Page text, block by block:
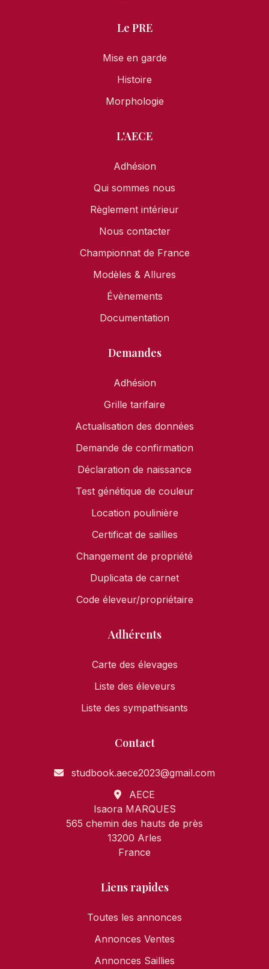
Le PRE
Mise en garde
Histoire
Morphologie
L'AECE
Adhésion
Qui sommes nous
Règlement intérieur
Nous contacter
Championnat de France
Modèles & Allures
Évènements
Documentation
Demandes
Adhésion
Grille tarifaire
Actualisation des données
Demande de confirmation
Déclaration de naissance
Test génétique de couleur
Location poulinière
Certificat de saillies
Changement de propriété
Duplicata de carnet
Code éleveur/propriétaire
Adhérents
Carte des élevages
Liste des éleveurs
Liste des sympathisants
Contact
studbook.aece2023@gmail.com
AECE
Isaora MARQUES
565 chemin des hauts de près
13200 Arles
France
Liens rapides
Toutes les annonces
Annonces Ventes
Annonces Saillies